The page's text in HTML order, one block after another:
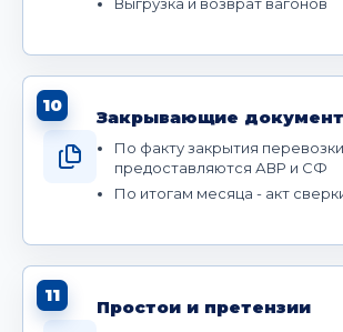
10
Закрывающие
По факту закрытия перевозки
предоставляются АВР и СФ
По итогам месяца - акт
11
Простои и претензии